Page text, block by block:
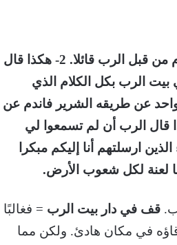
الآيات 1-6:- 1- في ابتداء ملك يهوياقيم بن يوشيا ملك يهوذا صار هذا الكلام من قبل الرب قائلا. 2- هكذا قال
الرب بكل الكلام الذي
ويرجعون كل واحد عن طريقه الشرير فاندم عن
شر أعمالهم. 4- وتقول لهم هكذا قال الرب أن لم تسمعوا لي
عبيدي الانبياء الذين ارسلتهم أنا إليكم مبكرا
قف في دار بيت الرب = فغالبًا
في مكان هادئ. ولكن مما